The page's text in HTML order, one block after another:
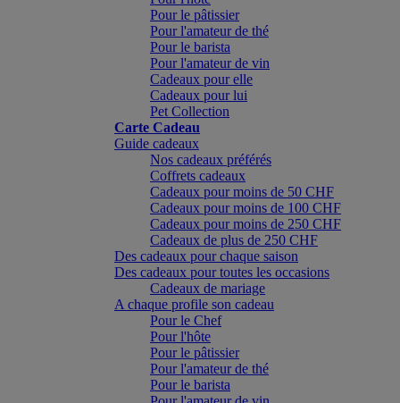
Pour le pâtissier
Pour l'amateur de thé
Pour le barista
Pour l'amateur de vin
Cadeaux pour elle
Cadeaux pour lui
Pet Collection
Carte Cadeau
Guide cadeaux
Nos cadeaux préférés
Coffrets cadeaux
Cadeaux pour moins de 50 CHF
Cadeaux pour moins de 100 CHF
Cadeaux pour moins de 250 CHF
Cadeaux de plus de 250 CHF
Des cadeaux pour chaque saison
Des cadeaux pour toutes les occasions
Cadeaux de mariage
A chaque profile son cadeau
Pour le Chef
Pour l'hôte
Pour le pâtissier
Pour l'amateur de thé
Pour le barista